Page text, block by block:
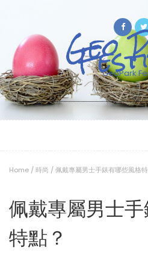
Geo
GeoPark
Search
for:
Home /時尚 /佩戴專屬男士手錶有哪些風格
佩戴專屬男士
特點？